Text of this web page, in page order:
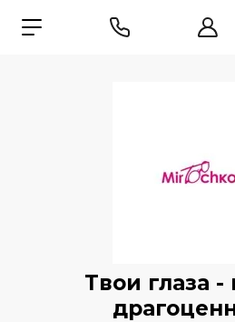
Твои глаза -